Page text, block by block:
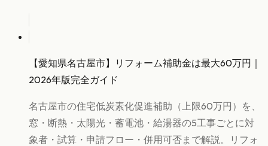
【愛知県名古屋市】リフォーム補助金は最大60万円｜
2026年版完全ガイド
名古屋市の住宅低炭素化促進補助（上限60万円）を、
窓・断熱・太陽光・蓄電池・給湯器の5工事ごとに対
象者・試算・申請フロー・併用可否まで解説。リフォ